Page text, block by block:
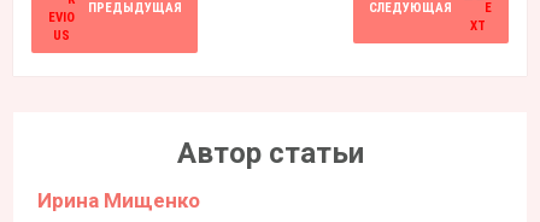
ПРЕДЫДУЩАЯ СЛЕДУЮЩАЯ
Автор статьи
Ирина Мищенко